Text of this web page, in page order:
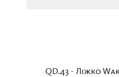
QD.43 - Ліжко